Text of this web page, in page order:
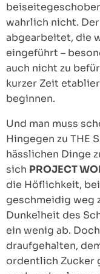
wahrlich nicht.
abgearbeitet, die
eingeführt –
auch nicht zu
kurzer Zeit
beginnen.
Und man muss
Hingegen zu THE
hässlichen Dinge
sich PROJECT
die Höflichkeit,
geschmeidig weg
Dunkelheit des
ein wenig ab.
draufgehalten,
ordentlich Zucker